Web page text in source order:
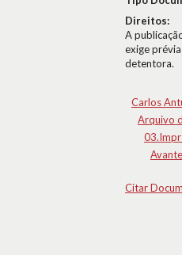
Direitos:
A
exige
detentora.
Carlos
Arquivo
Citar